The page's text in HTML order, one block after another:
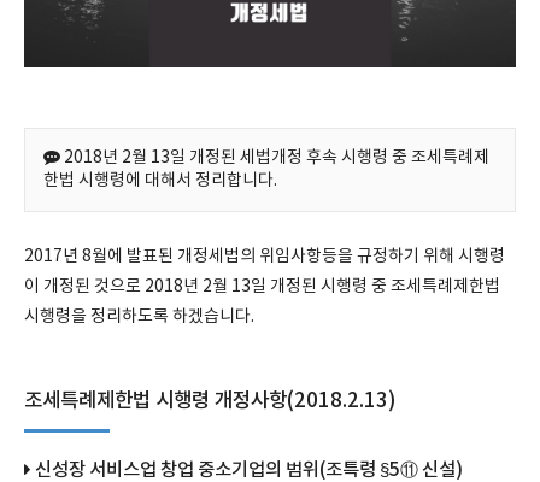
2018년 2월 13일 개정된 세법개정 후속 시행령 중 조세특례제
한법 시행령에 대해서 정리합니다.
2017년 8월에 발표된 개정세법의 위임사항등을 규정하기 위해 시행령
이 개정된 것으로 2018년 2월 13일 개정된 시행령 중 조세특례제한법
시행령을 정리하도록 하겠습니다.
조세특례제한법 시행령 개정사항(2018.2.13)
신성장 서비스업 창업 중소기업의 범위(조특령 §5⑪ 신설)